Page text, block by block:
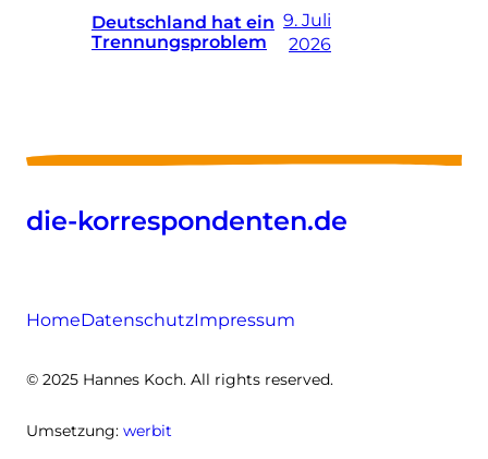
Deutschland hat ein
Trennungsproblem
9. Juli
2026
die-korrespondenten.de
HomeDatenschutzImpressum
© 2025 Hannes Koch. All rights reserved.
Umsetzung: werbit